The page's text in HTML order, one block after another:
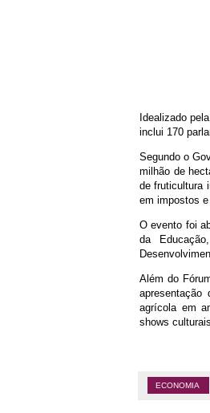
Idealizado
inclui 170
Segundo o
milhão de
de fruticultura
em impostos
O evento foi
da
Além do
apresentação
agrícola em
shows
ECONOMIA